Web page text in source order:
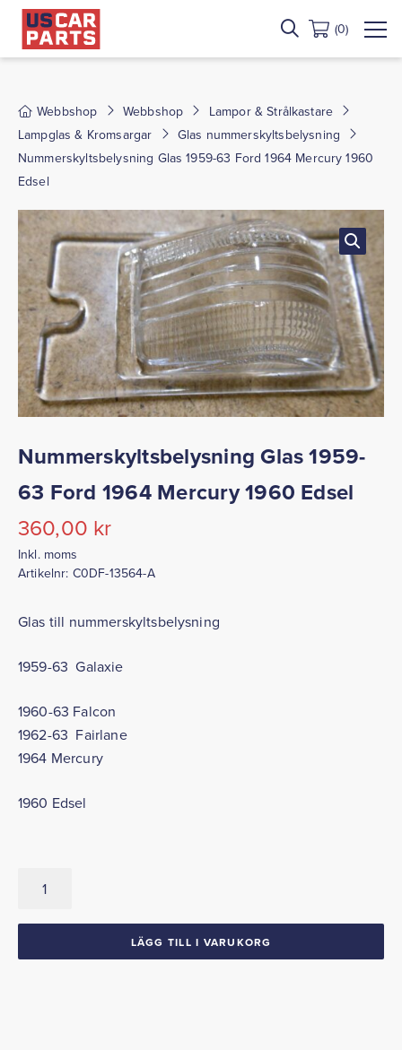
(0)
Webbshop Webbshop
Lampor & Strålkastare
Lampglas & Kromsargar
Glas nummerskyltsbelysning
Nummerskyltsbelysning Glas 1959-63 Ford 1964 Mercury 1960
Edsel
Nummerskyltsbelysning Glas 1959-
63 Ford 1964 Mercury 1960 Edsel
360,00 kr
Inkl. moms
Artikelnr: C0DF-13564-A
Glas till nummerskyltsbelysning
1959-63 Galaxie
1960-63 Falcon
1962-63 Fairlane
1964 Mercury
1960 Edsel
LÄGG TILL I VARUKORG